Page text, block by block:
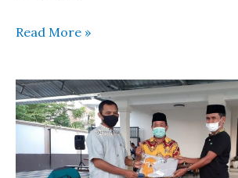
Read More »
Apresiasi
Kinerja
Walikota